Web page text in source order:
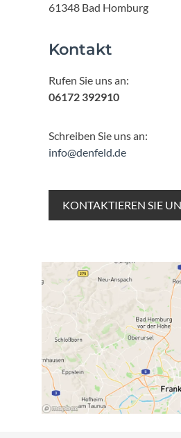
61348 Bad Homburg
Kontakt
Rufen Sie uns an:
06172 392910
Schreiben Sie uns an:
info@denfeld.de
KONTAKTIEREN SIE